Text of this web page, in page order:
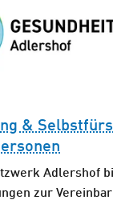
&
Adlershof
zur